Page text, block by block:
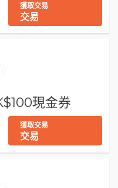
獲取交易
交易
現金券
獲取交易
交易